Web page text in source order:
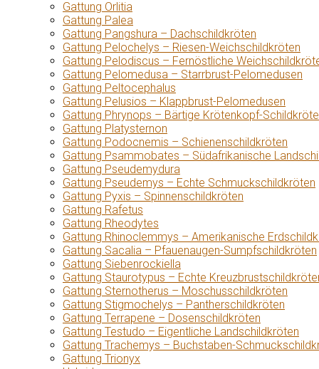
Gattung Orlitia
Gattung Palea
Gattung Pangshura – Dachschildkröten
Gattung Pelochelys – Riesen-Weichschildkröten
Gattung Pelodiscus – Fernöstliche
Gattung Pelomedusa – Starrbrust-Pelomedusen
Gattung Peltocephalus
Gattung Pelusios – Klappbrust-Pelomedusen
Gattung Phrynops – Bärtige Krötenkopf-
Gattung Platysternon
Gattung Podocnemis – Schienenschildkröten
Gattung Psammobates – Südafrikanische
Gattung Pseudemydura
Gattung Pseudemys – Echte Schmuckschildkröten
Gattung Pyxis – Spinnenschildkröten
Gattung Rafetus
Gattung Rheodytes
Gattung Rhinoclemmys – Amerikanische
Gattung Sacalia – Pfauenaugen-Sumpfschildkröten
Gattung Siebenrockiella
Gattung Staurotypus – Echte
Gattung Sternotherus – Moschusschildkröten
Gattung Stigmochelys – Pantherschildkröten
Gattung Terrapene – Dosenschildkröten
Gattung Testudo – Eigentliche Landschildkröten
Gattung Trachemys – Buchstaben-
Gattung Trionyx